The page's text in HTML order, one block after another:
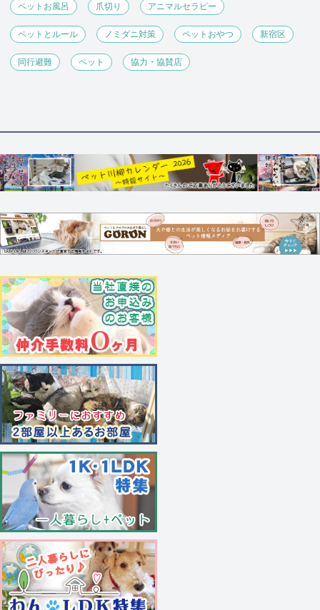
ペットお風呂 爪切り アニマルセラピー
ペットとルール ノミダニ対策 ペットおやつ 新宿区
同行避難 ペット 協力・協賛店